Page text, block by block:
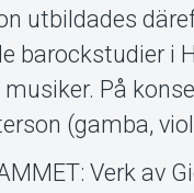
utbildades
barockstudier i
På
(gamba,
Verk av